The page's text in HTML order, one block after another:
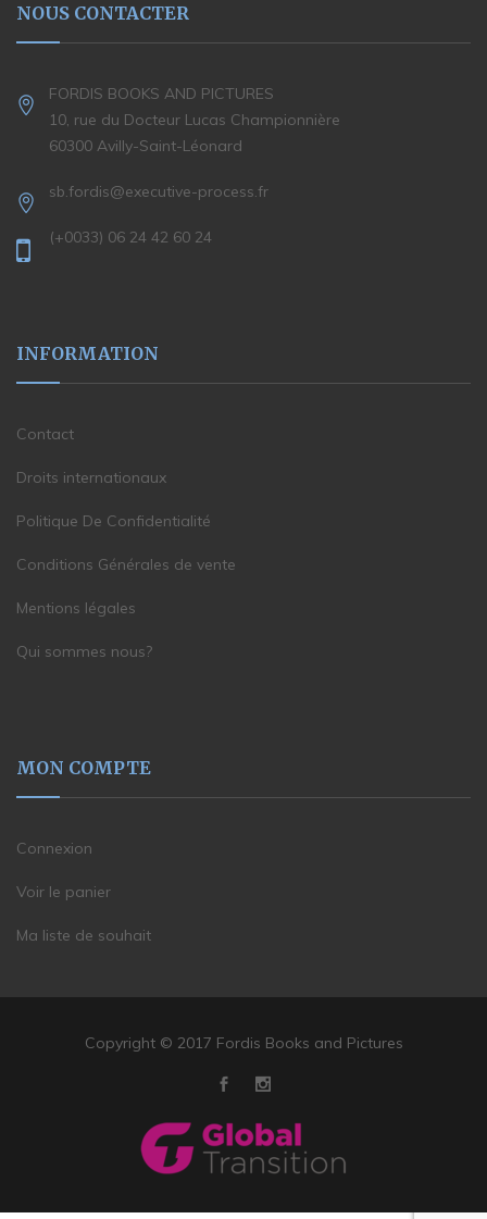
NOUS CONTACTER
FORDIS BOOKS AND PICTURES
10, rue du Docteur Lucas Championnière
60300 Avilly-Saint-Léonard
sb.fordis@executive-process.fr
(+0033) 06 24 42 60 24
INFORMATION
Contact
Droits internationaux
Politique De Confidentialité
Conditions Générales de vente
Mentions légales
Qui sommes nous?
MON COMPTE
Connexion
Voir le panier
Ma liste de souhait
Copyright © 2017 Fordis Books and Pictures